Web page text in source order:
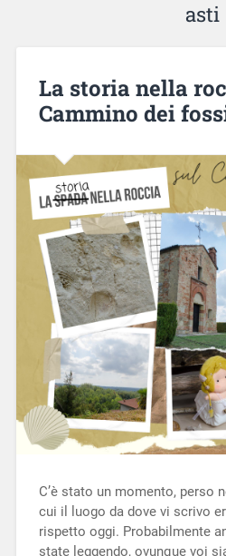
asti
La storia nella
Cammino dei
C’è stato un momento, perso
cui il luogo da dove vi scrivo
rispetto oggi. Probabilmente
state leggendo, ovunque voi